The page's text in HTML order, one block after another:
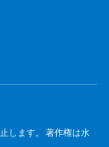
します。 著作権は水